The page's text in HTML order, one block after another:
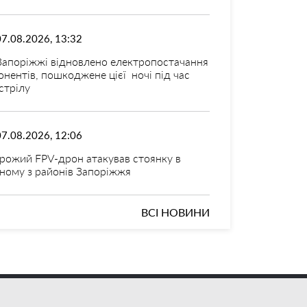
13:32
відновлено електропостачання
пошкоджене цієї ночі під час
12:06
FPV-дрон атакував стоянку в
з районів Запоріжжя
ВСІ НОВИНИ